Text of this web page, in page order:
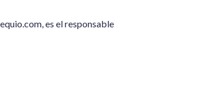
es el responsable